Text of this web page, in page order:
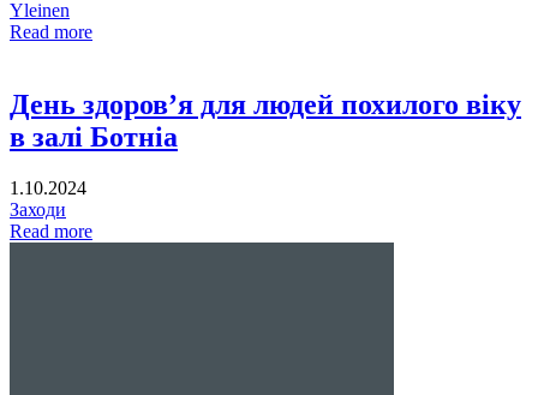
Yleinen
Read more
День здоров’я для людей похилого віку
в залі Ботніа
1.10.2024
Заходи
Read more